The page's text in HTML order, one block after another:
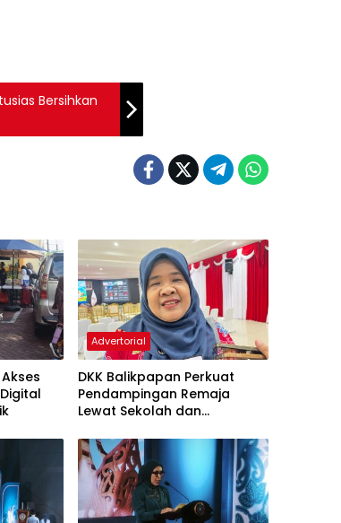
Bersihkan
Advertorial
DKK Balikpapan Perkuat
Pendampingan Remaja
Lewat Sekolah dan